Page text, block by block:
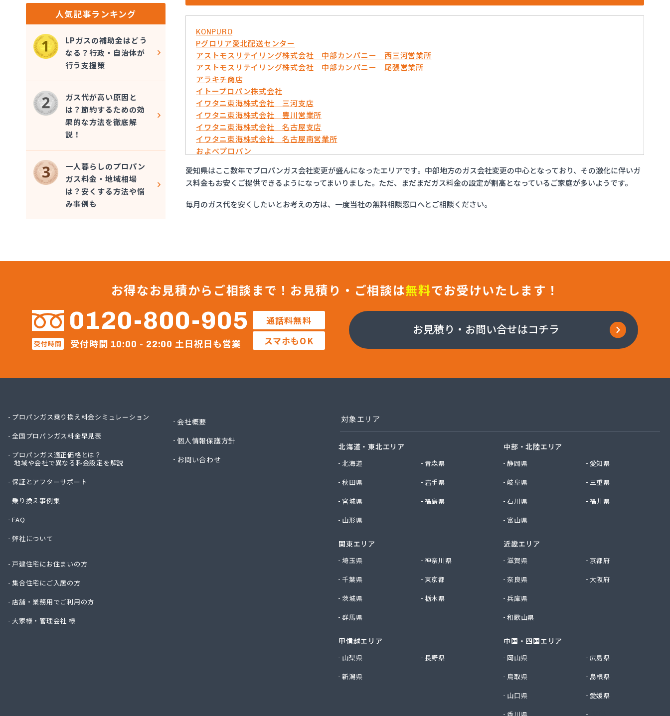
KONPURO
Pグロリア愛北配送センター
アストモスリテイリング株式会社 中部カンパニー 西三河営業所
アストモスリテイリング株式会社 中部カンパニー 尾張営業所
アラキチ商店
イトープロパン株式会社
イワタニ東海株式会社 三河支店
イワタニ東海株式会社 豊川営業所
イワタニ東海株式会社 名古屋支店
イワタニ東海株式会社 名古屋南営業所
およべプロパン
ガステックサービス株式会社 安城営業所
ガステックサービス株式会社 西三河支店
ガステックサービス株式会社 岡崎営業所
ガステックサービス株式会社 蒲郡営業所
ガステックサービス株式会社 知立営業所
ガステックサービス株式会社 豊川営業所
カナダプロパン有限会社
かね安商店
カネ庄津島店
コメリン
ジェイエイ・トービス株式会社 ガス課
チリウヒーターサービス
ツバメガス株式会社新城営業所
ニイミ産業株式会社 本部・ホームガス
ヤマサ共和ライフ株式会社 名古屋西営業所
愛知県はここ数年でプロパンガス会社変更が盛んになったエリアです。中部地方のガス会社変更の中心となっており、その激化に伴いガ
ス料金もお安くご提供できるようになってまいりました。ただ、まだまだガス料金の設定が割高となっているご家庭が多いようです。
毎月のガス代を安くしたいとお考えの方は、一度当社の無料相談窓口へとご相談ください。
人気記事ランキング
LPガスの補助金はどう
なる？行政・自治体が
行う支援策
ガス代が高い原因と
は？節約するための効
果的な方法を徹底解
説！
一人暮らしのプロパン
ガス料金・地域相場
は？安くする方法や悩
み事例も
お得なお見積からご相談まで！ お見積り・ご相談は無料でお受けいたします！
0120-800-905
受付時間 受付時間 10:00 - 22:00 土日祝日も営業
通話料無料
スマホもOK
お見積り・お問い合せはコチラ
プロパンガス乗り換え料金シミュレーション
全国プロパンガス料金早見表
プロパンガス適正価格とは？
地域や会社で異なる料金設定を解説
保証とアフターサポート
乗り換え事例集
FAQ
弊社について
戸建住宅にお住まいの方
集合住宅にご入居の方
店舗・業務用でご利用の方
大家様・管理会社 様
会社概要
個人情報保護方針
お問い合わせ
対象エリア
北海道・東北エリア
北海道
青森県
秋田県
岩手県
宮城県
福島県
山形県
関東エリア
埼玉県
神奈川県
千葉県
東京都
茨城県
栃木県
群馬県
甲信越エリア
山梨県
長野県
新潟県
中部・北陸エリア
静岡県
愛知県
岐阜県
三重県
石川県
福井県
富山県
近畿エリア
滋賀県
京都府
奈良県
大阪府
兵庫県
和歌山県
中国・四国エリア
岡山県
広島県
鳥取県
島根県
山口県
愛媛県